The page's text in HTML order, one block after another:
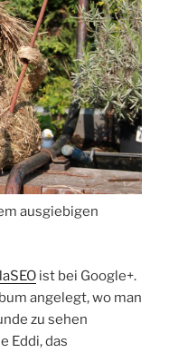
ausgiebigen
ist bei Google+.
angelegt, wo man
zu sehen
Eddi, das